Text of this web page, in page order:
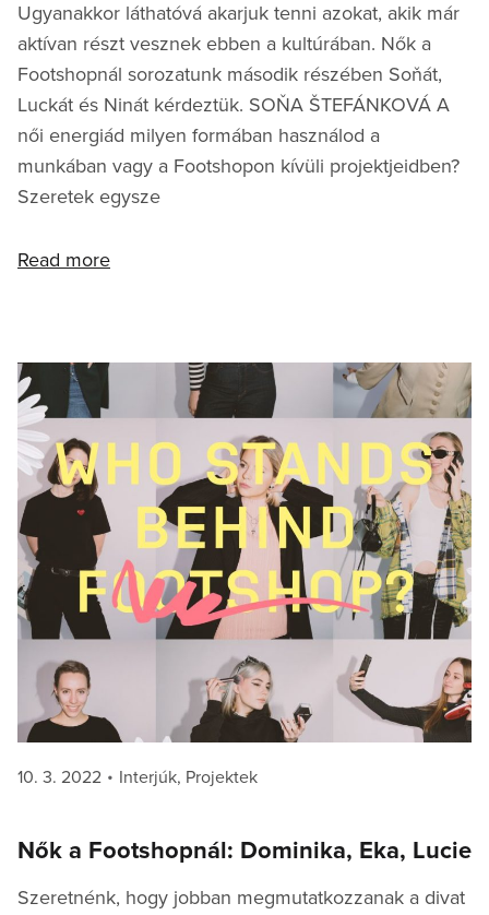
Ugyanakkor láthatóvá akarjuk tenni azokat, akik már
aktívan részt vesznek ebben a kultúrában. Nők a
Footshopnál sorozatunk második részében Soňát,
Luckát és Ninát kérdeztük. SOŇA ŠTEFÁNKOVÁ A
női energiád milyen formában használod a
munkában vagy a Footshopon kívüli projektjeidben?
Szeretek egysze
Read more
Posted
10. 3. 2022 Categories
Interjúk, Projektek
Nők a Footshopnál: Dominika, Eka, Lucie
Szeretnénk, hogy jobban megmutatkozzanak a divat